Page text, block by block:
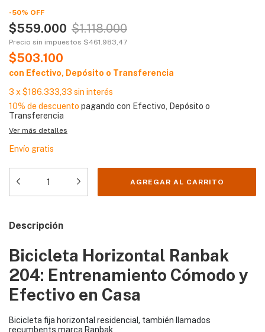
-50% OFF
$559.000 $1.118.000
Precio sin impuestos $461.983,47
$503.100
con Efectivo, Depósito o Transferencia
3 x$186.333,33 sin interés
10% de descuento pagando con Efectivo, Depósito o
Transferencia
Ver más detalles
Envío gratis
Descripción
Bicicleta Horizontal Ranbak
204: Entrenamiento Cómodo y
Efectivo en Casa
Bicicleta fija horizontal residencial, también llamados
recumbents marca Ranbak